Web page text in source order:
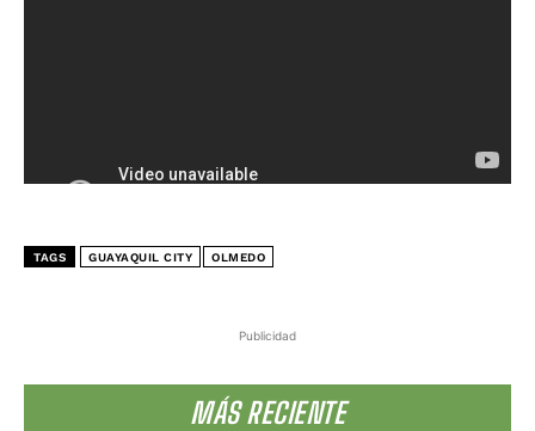
Publicidad
MÁS RECIENTE
TAGS GUAYAQUIL CITY OLMEDO